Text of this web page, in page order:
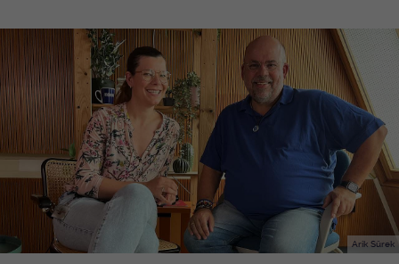
Arik Sürek